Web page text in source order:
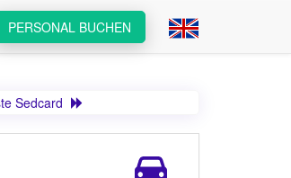
PERSONAL BUCHEN
Sedcard